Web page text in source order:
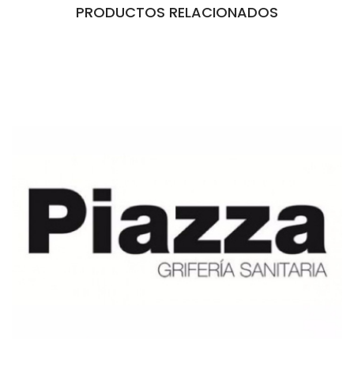
PRODUCTOS RELACIONADOS